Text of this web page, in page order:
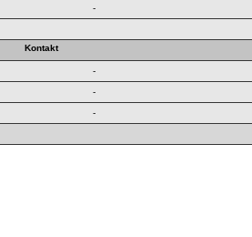
-
Kontakt
-
-
-